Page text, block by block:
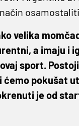
velika
a imaju i
sport.
ćemo pokušat
je od